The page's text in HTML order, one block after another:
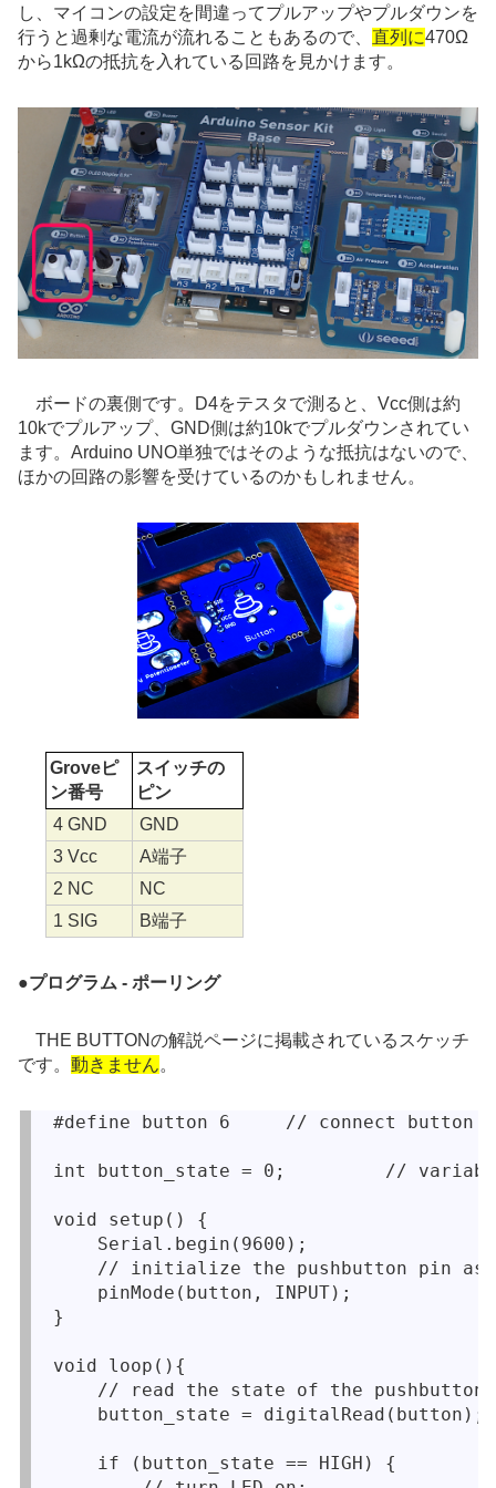
し、マイコンの設定を間違ってプルアップやプルダウンを
行うと過剰な電流が流れることもあるので、 直列に470Ω
から1kΩの抵抗を入れている回路を見かけます。
ボードの裏側です。D4をテスタで測ると、Vcc側は約
10kでプルアップ、GND側は約10kでプルダウンされてい
ます。Arduino UNO単独ではそのような抵抗はないので、
ほかの回路の影響を受けているのかもしれません。
Groveピ
ン番号
スイッチの
ピン
4 GND
GND
3 Vcc
A端子
2 NC
NC
1 SIG
B端子
●プログラム - ポーリング
THE BUTTONの解説ページに掲載されているスケッチ
です。 動きません。
#define button 6     // connect button
int button_state = 0;         // variable
void setup() {
    Serial.begin(9600);
// initialize the pushbutton pin as
    pinMode(button, INPUT);
}
void loop(){
// read the state of the pushbutton
    button_state = digitalRead(button);
    if (button_state == HIGH) {